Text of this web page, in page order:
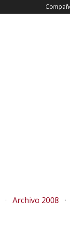
Archivo 2008